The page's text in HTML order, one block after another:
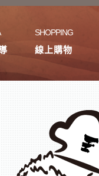
SHOPPING
線上購物